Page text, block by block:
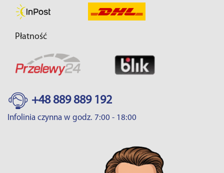
Płatność
+48 889 889 192
Infolinia czynna w godz. 7:00 - 18:00